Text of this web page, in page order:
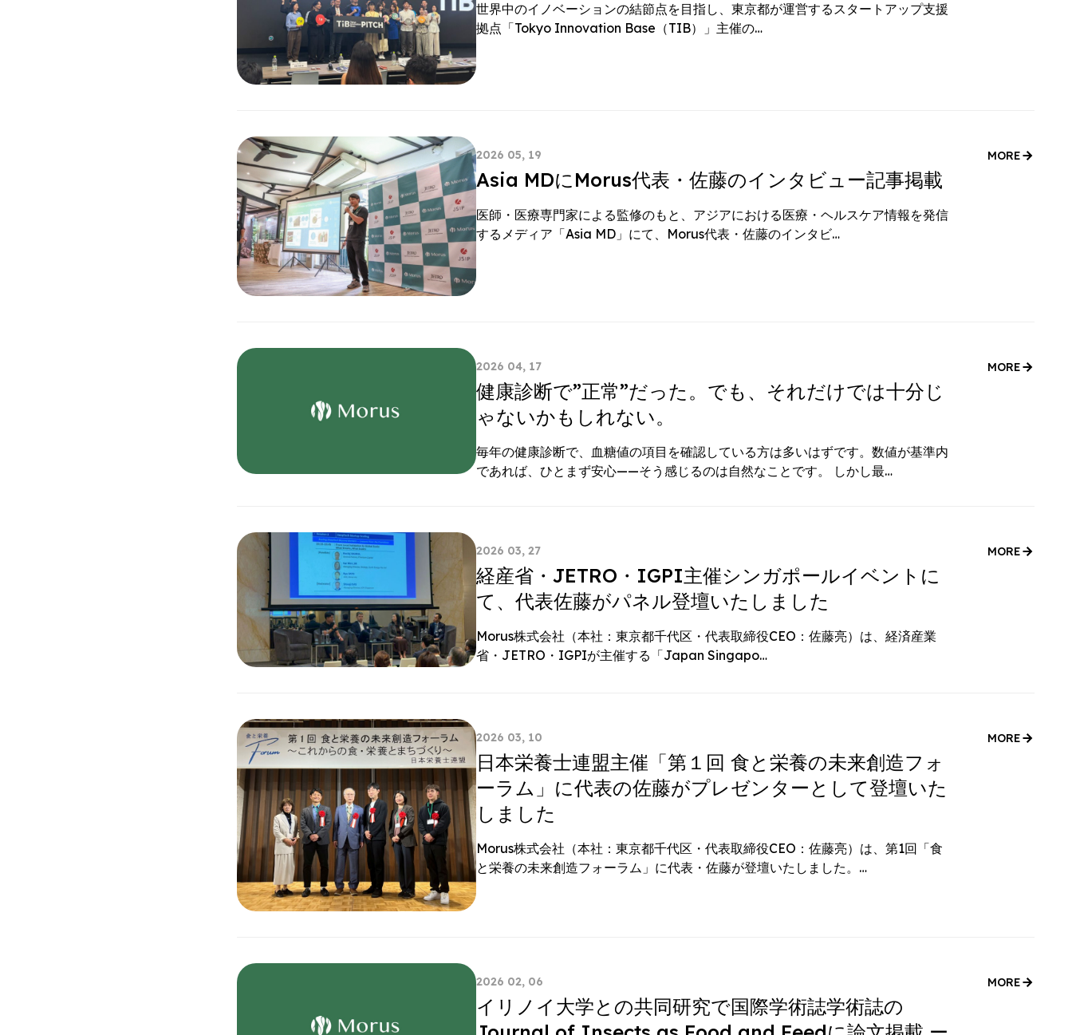
世界中のイノベーションの結節点を目指し、東京都が運営するスタートアップ支援
拠点「Tokyo Innovation Base（TIB）」主催の…
2026 05, 19
Asia MDにMorus代表・佐藤のインタビュー記事掲載
医師・医療専門家による監修のもと、アジアにおける医療・ヘルスケア情報を発信
するメディア「Asia MD」にて、Morus代表・佐藤のインタビ…
MORE
2026 04, 17
健康診断で”正常”だった。でも、それだけでは十分じ
ゃないかもしれない。
毎年の健康診断で、血糖値の項目を確認している方は多いはずです。数値が基準内
であれば、ひとまず安心——そう感じるのは自然なことです。 しかし最…
MORE
2026 03, 27
経産省・JETRO・IGPI主催シンガポールイベントに
て、代表佐藤がパネル登壇いたしました
Morus株式会社（本社：東京都千代区・代表取締役CEO：佐藤亮）は、経済産業
省・JETRO・IGPIが主催する「Japan Singapo…
MORE
2026 03, 10
日本栄養士連盟主催「第１回 食と栄養の未来創造フォ
ーラム」に代表の佐藤がプレゼンターとして登壇いた
しました
Morus株式会社（本社：東京都千代区・代表取締役CEO：佐藤亮）は、第1回「食
と栄養の未来創造フォーラム」に代表・佐藤が登壇いたしました。…
MORE
2026 02, 06
イリノイ大学との共同研究で国際学術誌学術誌の
MORE